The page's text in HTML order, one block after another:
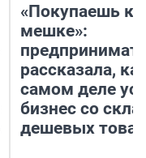
«Покупаешь
мешке»:
рассказала,
самом деле
бизнес со
дешевых